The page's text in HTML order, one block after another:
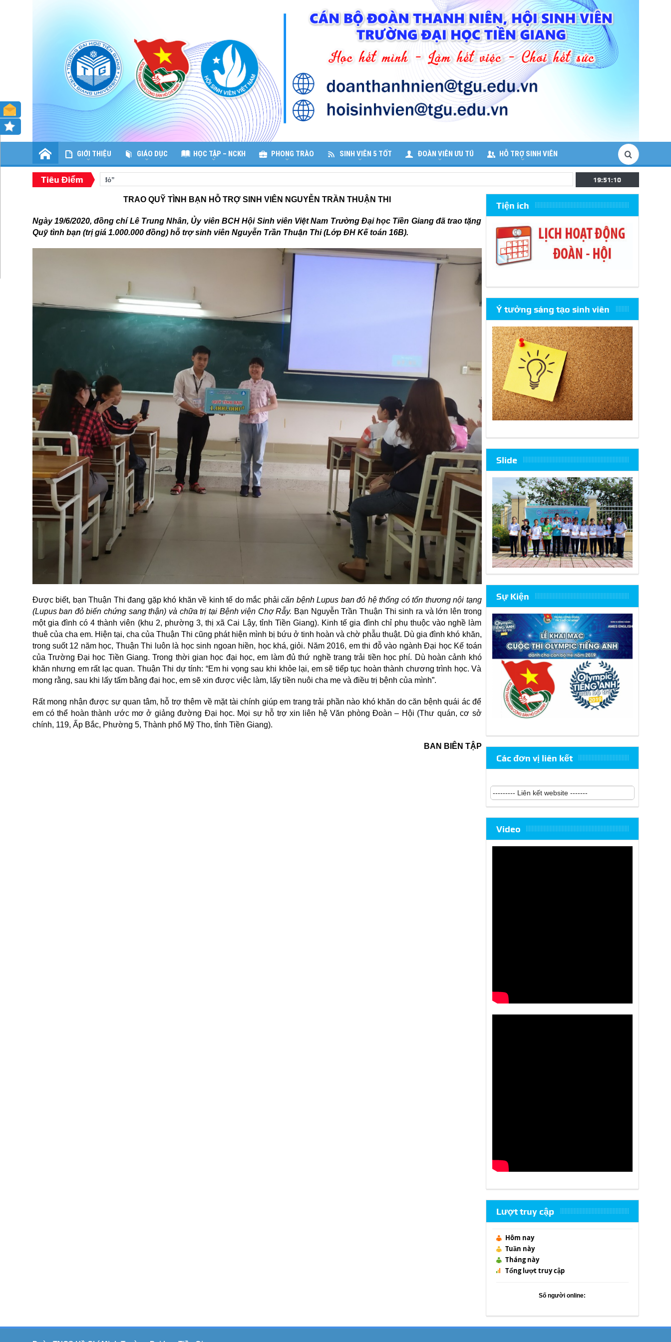
GIỚI THIỆU GIÁO DỤC HỌC TẬP – NCKH PHONG TRÀO SINH VIÊN 5 TỐT ĐOÀN VIÊN ƯU TÚ HỖ TRỢ SINH VIÊN
Tiêu Điểm
trình Về địa chỉ đỏ” 19:51:11
TRAO QUỸ TÌNH BẠN HỖ TRỢ SINH VIÊN NGUYỄN TRẦN THUẬN THI
Ngày 19/6/2020, đồng chí Lê Trung Nhân, Ủy viên BCH Hội Sinh viên Việt Nam Trường Đại học Tiền Giang đã trao tặng
Quỹ tình bạn (trị giá 1.000.000 đồng) hỗ trợ sinh viên Nguyễn Trần Thuận Thi (Lớp ĐH Kế toán 16B).
Được biết, bạn Thuận Thi đang gặp khó khăn về kinh tế do mắc phải căn bệnh Lupus ban đỏ hệ thống có tổn thương nội tạng
(Lupus ban đỏ biến chứng sang thận) và chữa trị tại Bệnh viện Chợ Rẫy. Bạn Nguyễn Trần Thuận Thi sinh ra và lớn lên trong
một gia đình có 4 thành viên (khu 2, phường 3, thị xã Cai Lậy, tỉnh Tiền Giang). Kinh tế gia đình chỉ phụ thuộc vào nghề làm
thuê của cha em. Hiện tại, cha của Thuận Thi cũng phát hiện mình bị bứu ở tinh hoàn và chờ phẫu thuật. Dù gia đình khó khăn,
trong suốt 12 năm học, Thuận Thi luôn là học sinh ngoan hiền, học khá, giỏi. Năm 2016, em thi đỗ vào ngành Đại học Kế toán
của Trường Đại học Tiền Giang. Trong thời gian học đại học, em làm đủ thứ nghề trang trải tiền học phí. Dù hoàn cảnh khó
khăn nhưng em rất lạc quan. Thuận Thi dự tính: “Em hi vọng sau khi khỏe lại, em sẽ tiếp tục hoàn thành chương trình học. Và
mong rằng, sau khi lấy tấm bằng đại học, em sẽ xin được việc làm, lấy tiền nuôi cha mẹ và điều trị bệnh của mình”.
Rất mong nhận được sự quan tâm, hỗ trợ thêm về mặt tài chính giúp em trang trải phần nào khó khăn do căn bệnh quái ác để
em có thể hoàn thành ước mơ ở giảng đường Đại học. Mọi sự hỗ trợ xin liên hệ Văn phòng Đoàn – Hội (Thư quán, cơ sở
chính, 119, Ấp Bắc, Phường 5, Thành phố Mỹ Tho, tỉnh Tiền Giang).
BAN BIÊN TẬP
Tiện ích
Ý tưởng sáng tạo sinh viên
Slide
Sự Kiện
Các đơn vị liên kết
Video
Lượt truy cập
Hôm nay
Tuần này
Tháng này
Tổng lượt truy cập
Số người online: